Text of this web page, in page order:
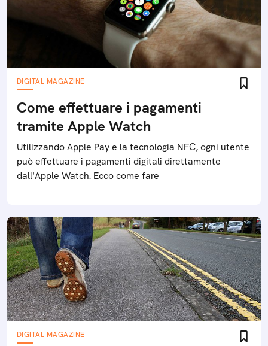
DIGITAL MAGAZINE
Come effettuare i pagamenti
tramite Apple Watch
Utilizzando Apple Pay e la tecnologia NFC, ogni utente
può effettuare i pagamenti digitali direttamente
dall'Apple Watch. Ecco come fare
DIGITAL MAGAZINE